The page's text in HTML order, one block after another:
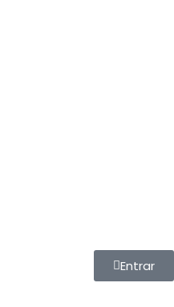
Entrar